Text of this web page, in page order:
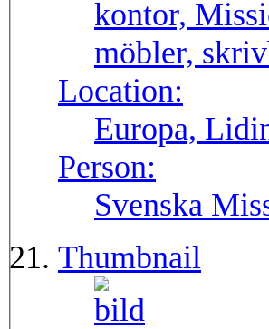
kontor,
möbler,
Location:
Europa,
Person:
Svenska
Thumbnail